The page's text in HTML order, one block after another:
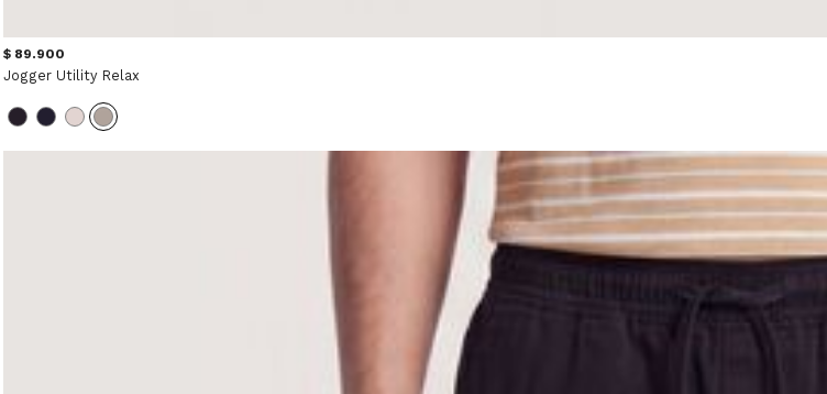
$ 89.900
Jogger Utility Relax